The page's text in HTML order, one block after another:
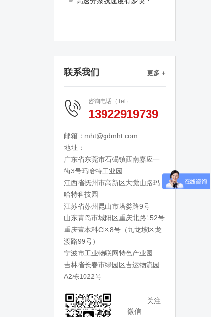
联系我们 更多 +
咨询电话（Tel）
13922919739
邮箱：mht@gdmht.com
地址：
广东省东莞市石碣镇西南嘉应一
街3号玛哈特工业园
江西省抚州市高新区大觉山路玛
哈特科技园
江苏省苏州昆山市塔娄路9号
山东青岛市城阳区重庆北路152号
重庆壹本科C区8号（九龙坡区龙
渡路99号）
宁波市工业物联网特色产业园
吉林省长春市绿园区吉运物流园
A2栋1022号
关注
微信